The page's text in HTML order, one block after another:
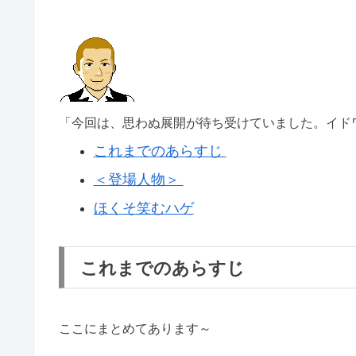
「今回は、思わぬ展開が待ち受けていました。イ
これまでのあらすじ
＜登場人物＞
ほくそ笑むハゲ
これまでのあらすじ
ここにまとめてあります～